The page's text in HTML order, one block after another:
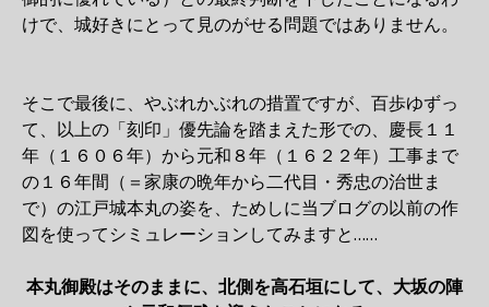
けで、城好きにとって見のがせる問題ではありません。
そこで最後に、やぶれかぶれの措置ですが、百歩ゆずっ
て、以上の「刻印」優先論を踏まえた形での、慶長１１
年（１６０６年）から元和８年（１６２２年）工事まで
の１６年間（＝家康の晩年から二代目・秀忠の治世ま
で）の江戸城本丸の姿を、ためしに当ブログの以前の作
図を使ってシミュレーションしてみますと……
本丸御殿はそのままに、北側を高石垣にして、大坂の陣